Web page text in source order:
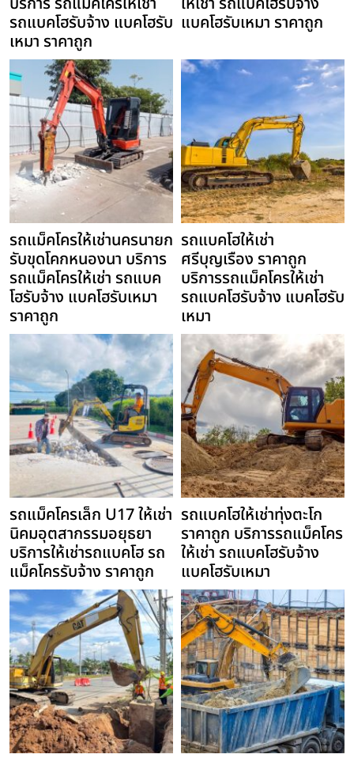
รถแบคโฮรับจ้าง แบคโฮรับ
เหมา ราคาถูก
แบคโฮรับเหมา ราคาถูก
รถแม็คโครให้เช่านครนายก
รับขุดโคกหนองนา บริการ
รถแม็คโครให้เช่า รถแบค
โฮรับจ้าง แบคโฮรับเหมา
ราคาถูก
รถแบคโฮให้เช่า
ศรีบุญเรือง ราคาถูก
บริการรถแม็คโครให้เช่า
รถแบคโฮรับจ้าง แบคโฮรับ
เหมา
รถแม็คโครเล็ก U17 ให้เช่า
นิคมอุตสากรรมอยุธยา
บริการให้เช่ารถแบคโฮ รถ
แม็คโครรับจ้าง ราคาถูก
รถแบคโฮให้เช่าทุ่งตะโก
ราคาถูก บริการรถแม็คโคร
ให้เช่า รถแบคโฮรับจ้าง
แบคโฮรับเหมา